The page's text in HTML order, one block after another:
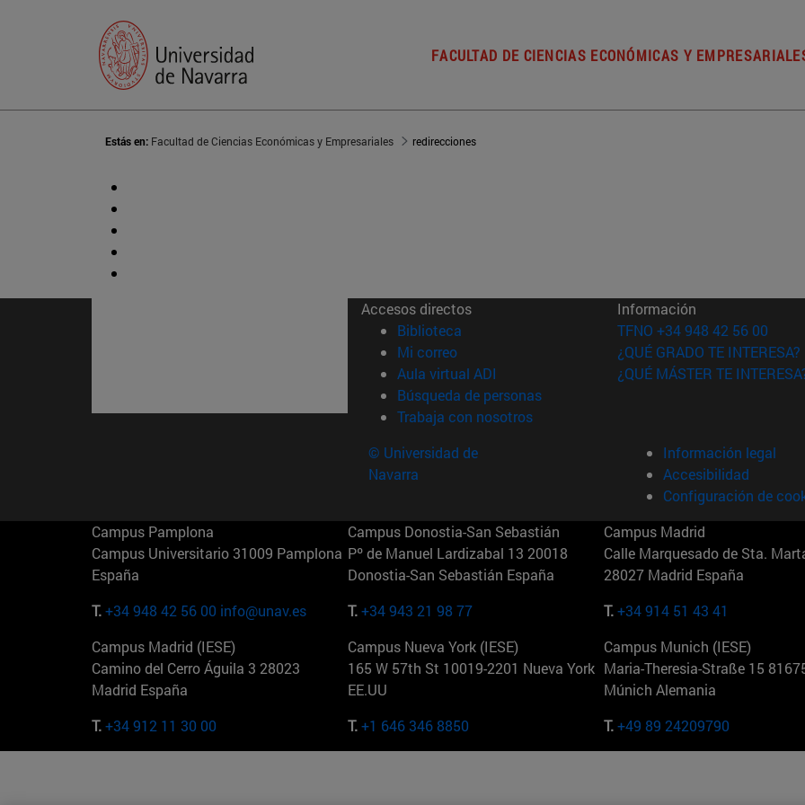
FACULTAD DE CIENCIAS ECONÓMICAS Y
Estás en: Facultad de Ciencias Económicas y Empresariales redirecciones
Accesos directos
Biblioteca (abre en nueva ventana)
Mi correo(abre en nueva ventana)
Aula virtual ADI (abre en nueva ventana)
Búsqueda de personas(abre en nueva ventana)
Trabaja con nosotros(abre en nueva ventana)
Información
TFNO +34 948 42 56 00
¿QUÉ GRADO TE INTERESA?
¿QUÉ MÁSTER TE
© Universidad de
Navarra
Información legal
Accesibilidad
Configuración de
Campus Pamplona
Campus Universitario 31009 Pamplona
España
T.+34 948 42 56 00 info@unav.es
Campus Donostia-San Sebastián
Pº de Manuel Lardizabal 13 20018
Donostia-San Sebastián España
T.+34 943 21 98 77
Campus Madrid
Calle Marquesado de Sta.
28027 Madrid España
T.+34 914 51 43 41
Campus Madrid (IESE)
Camino del Cerro Águila 3 28023
Madrid España
T.+34 912 11 30 00
Campus Nueva York (IESE)
165 W 57th St 10019-2201 Nueva York
EE.UU
T.+1 646 346 8850
Campus Munich (IESE)
Maria-Theresia-Straße 15
Múnich Alemania
T.+49 89 24209790